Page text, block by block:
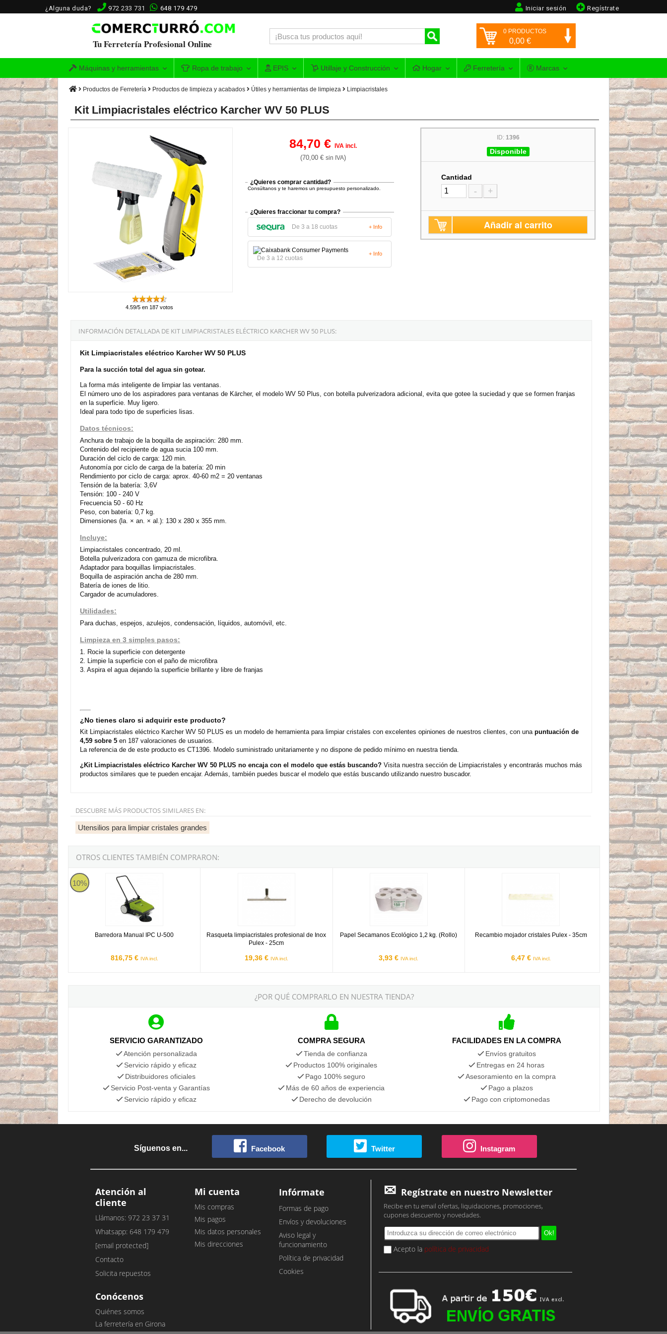
¿Alguna duda? 972 233 731 648 179 479 Regístrate
Iniciar sesión
Tu Ferretería Profesional Online
0 PRODUCTOS
0,00 €
Máquinas y herramientas Ropa de trabajo EPIS Utillaje y Construcción Hogar Ferretería Marcas
Productos de Ferretería Productos de limpieza y acabados Útiles y herramientas de limpieza Limpiacristales
Kit Limpiacristales eléctrico Karcher WV 50 PLUS
4.59/5 en 187 votos
84,70 €IVA incl.
(70,00 €sin IVA)
¿Quieres comprar cantidad?
Consúltanos y te haremos un presupuesto personalizado.
¿Quieres fraccionar tu compra?
De 3 a 18 cuotas + Info
De 3 a 12 cuotas
+ Info
ID: 1396
Disponible
Cantidad
- +
Añadir al carrito
INFORMACIÓN DETALLADA DE KIT LIMPIACRISTALES ELÉCTRICO KARCHER WV 50 PLUS:
Kit Limpiacristales eléctrico Karcher WV 50 PLUS
Para la succión total del agua sin gotear.
La forma más inteligente de limpiar las ventanas.
El número uno de los aspiradores para ventanas de Kärcher, el modelo WV 50 Plus, con botella pulverizadora adicional, evita que gotee la suciedad y que se formen franjas
en la superficie. Muy ligero.
Ideal para todo tipo de superficies lisas.
Datos técnicos:
Anchura de trabajo de la boquilla de aspiración: 280 mm.
Contenido del recipiente de agua sucia 100 mm.
Duración del ciclo de carga: 120 min.
Autonomía por ciclo de carga de la batería: 20 min
Rendimiento por ciclo de carga: aprox. 40-60 m2 = 20 ventanas
Tensión de la batería: 3,6V
Tensión: 100 - 240 V
Frecuencia 50 - 60 Hz
Peso, con batería: 0,7 kg.
Dimensiones (la. × an. × al.): 130 x 280 x 355 mm.
Incluye:
Limpiacristales concentrado, 20 ml.
Botella pulverizadora con gamuza de microfibra.
Adaptador para boquillas limpiacristales.
Boquilla de aspiración ancha de 280 mm.
Batería de iones de litio.
Cargador de acumuladores.
Utilidades:
Para duchas, espejos, azulejos, condensación, líquidos, automóvil, etc.
Limpieza en 3 simples pasos:
1. Rocie la superficie con detergente
2. Limpie la superficie con el paño de microfibra
3. Aspira el agua dejando la superficie brillante y libre de franjas
¿No tienes claro si adquirir este producto?
Kit Limpiacristales eléctrico Karcher WV 50 PLUS es un modelo de herramienta para limpiar cristales con excelentes opiniones de nuestros clientes, con una puntuación de
4,59 sobre 5 en 187 valoraciones de usuarios.
La referencia de de este producto es CT1396. Modelo suministrado unitariamente y no dispone de pedido mínimo en nuestra tienda.
¿Kit Limpiacristales eléctrico Karcher WV 50 PLUS no encaja con el modelo que estás buscando? Visita nuestra sección de Limpiacristales y encontrarás muchos más
productos similares que te pueden encajar. Además, también puedes buscar el modelo que estás buscando utilizando nuestro buscador.
DESCUBRE MÁS PRODUCTOS SIMILARES EN:
Utensilios para limpiar cristales grandes
OTROS CLIENTES TAMBIÉN COMPRARON:
10%
Barredora Manual IPC U-500
816,75 € IVA incl.
Barredora Manual IPC U-500
Rasqueta limpiacristales profesional de Inox
Pulex - 25cm
19,36 € IVA incl.
Papel Secamanos Ecológico 1,2 kg. (Rollo)
3,93 € IVA incl.
Recambio mojador cristales Pulex - 35cm
6,47 € IVA incl.
¿POR QUÉ COMPRARLO EN NUESTRA TIENDA?
SERVICIO GARANTIZADO
Atención personalizada
Servicio rápido y eficaz
Distribuidores oficiales
Servicio Post-venta y Garantías
Servicio rápido y eficaz
COMPRA SEGURA
Tienda de confianza
Productos 100% originales
Pago 100% seguro
Más de 60 años de experiencia
Derecho de devolución
FACILIDADES EN LA COMPRA
Envíos gratuitos
Entregas en 24 horas
Asesoramiento en la compra
Pago a plazos
Pago con criptomonedas
Síguenos en... Facebook Twitter Instagram
Atención al
cliente
Llámanos: 972 23 37 31
Whatsapp: 648 179 479
[email protected]
Contacto
Solicita repuestos
Conócenos
Quiénes somos
La ferretería en Girona
Mi cuenta
Mis compras
Mis pagos
Mis datos personales
Mis direcciones
Infórmate
Formas de pago
Envíos y devoluciones
Aviso legal y
funcionamiento
Política de privacidad
Cookies
Regístrate en nuestro Newsletter
Recibe en tu email ofertas, liquidaciones, promociones,
cupones descuento y novedades.
Acepto la política de privacidad